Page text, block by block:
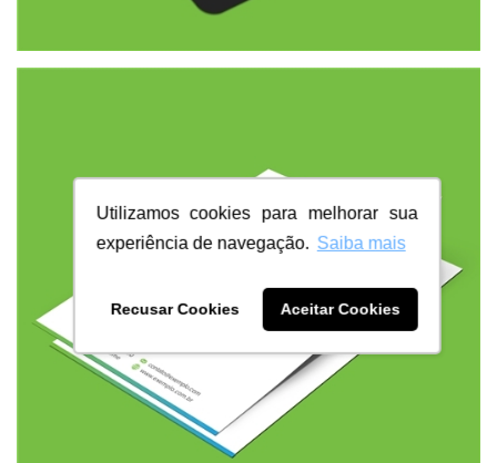
Utilizamos cookies para melhorar sua
experiência de navegação. Saiba mais
Recusar Cookies Aceitar Cookies